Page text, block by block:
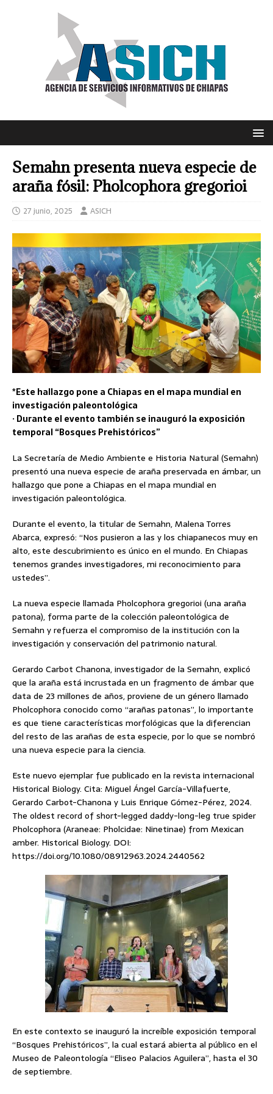
Semahn presenta nueva especie de
araña fósil: Pholcophora gregorioi
27 junio, 2025 ASICH
*Este hallazgo pone a Chiapas en el mapa mundial en
investigación paleontológica
· Durante el evento también se inauguró la exposición
temporal “Bosques Prehistóricos”
La Secretaría de Medio Ambiente e Historia Natural (Semahn)
presentó una nueva especie de araña preservada en ámbar, un
hallazgo que pone a Chiapas en el mapa mundial en
investigación paleontológica.
Durante el evento, la titular de Semahn, Malena Torres
Abarca, expresó: “Nos pusieron a las y los chiapanecos muy en
alto, este descubrimiento es único en el mundo. En Chiapas
tenemos grandes investigadores, mi reconocimiento para
ustedes”.
La nueva especie llamada Pholcophora gregorioi (una araña
patona), forma parte de la colección paleontológica de
Semahn y refuerza el compromiso de la institución con la
investigación y conservación del patrimonio natural.
Gerardo Carbot Chanona, investigador de la Semahn, explicó
que la araña está incrustada en un fragmento de ámbar que
data de 23 millones de años, proviene de un género llamado
Pholcophora conocido como “arañas patonas”, lo importante
es que tiene características morfológicas que la diferencian
del resto de las arañas de esta especie, por lo que se nombró
una nueva especie para la ciencia.
Este nuevo ejemplar fue publicado en la revista internacional
Historical Biology. Cita: Miguel Ángel García-Villafuerte,
Gerardo Carbot-Chanona y Luis Enrique Gómez-Pérez, 2024.
The oldest record of short-legged daddy-long-leg true spider
Pholcophora (Araneae: Pholcidae: Ninetinae) from Mexican
amber. Historical Biology. DOI:
https://doi.org/10.1080/08912963.2024.2440562
En este contexto se inauguró la increíble exposición temporal
“Bosques Prehistóricos”, la cual estará abierta al público en el
Museo de Paleontología “Eliseo Palacios Aguilera”, hasta el 30
de septiembre.